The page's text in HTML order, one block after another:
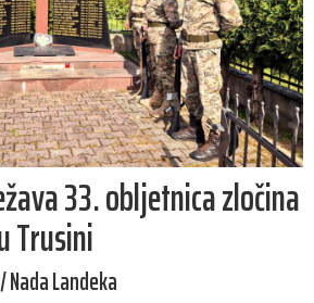
33. obljetnica zločina
Trusini
Landeka